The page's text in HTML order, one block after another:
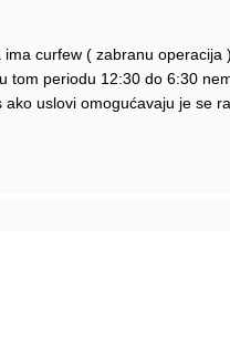
curfew ( zabranu operacija
tom periodu 12:30 do 6:30
uslovi omogućavaju je se